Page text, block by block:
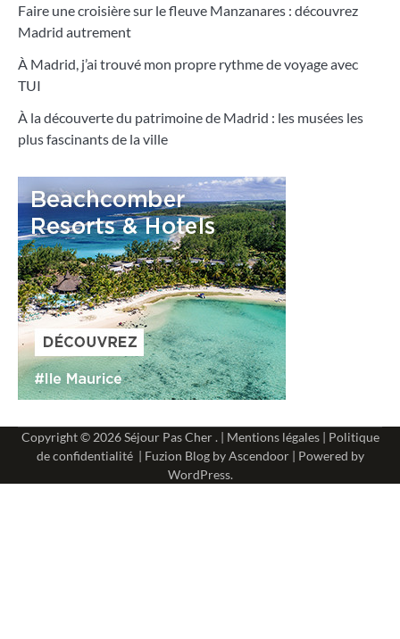
Faire une croisière sur le fleuve Manzanares : découvrez
Madrid autrement
À Madrid, j’ai trouvé mon propre rythme de voyage avec
TUI
À la découverte du patrimoine de Madrid : les musées les
plus fascinants de la ville
Copyright © 2026Séjour Pas Cher. | Mentions légales| Politique
de confidentialité| Fuzion Blog byAscendoor| Powered by
WordPress.